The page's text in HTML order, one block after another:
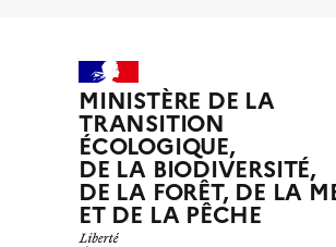
MINISTÈRE DE LA
TRANSITION
ÉCOLOGIQUE,
DE LA BIODIVERSITÉ,
DE LA FORÊT, DE LA
ET DE LA PÊCHE